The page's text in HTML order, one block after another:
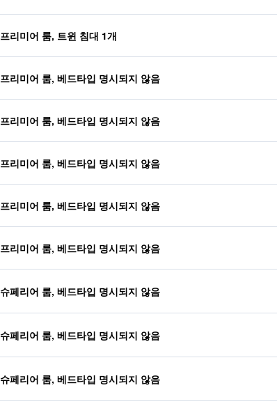
프리미어 룸, 트윈 침대 1개
프리미어 룸, 베드타입 명시되지 않음
프리미어 룸, 베드타입 명시되지 않음
프리미어 룸, 베드타입 명시되지 않음
프리미어 룸, 베드타입 명시되지 않음
프리미어 룸, 베드타입 명시되지 않음
슈페리어 룸, 베드타입 명시되지 않음
슈페리어 룸, 베드타입 명시되지 않음
슈페리어 룸, 베드타입 명시되지 않음